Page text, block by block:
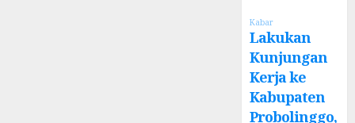
Kabar
Lakukan
Kunjungan
Kerja ke
Kabupaten
Probolinggo,